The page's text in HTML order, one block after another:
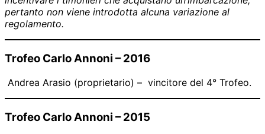
pertanto non viene introdotta alcuna variazione al
regolamento.
Trofeo Carlo Annoni – 2016
Andrea Arasio (proprietario) – vincitore del 4° Trofeo.
Trofeo Carlo Annoni – 2015